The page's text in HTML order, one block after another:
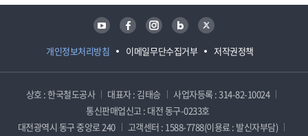
개인정보처리방침 이메일무단수집거부 저작권정책
유튜브 페이스북 인스타그램 블로그 트위터
상호 : 한국철도공사 대표자 : 김태승
사업자등록 : 314-82-10024
통신판매업신고 : 대전 동구-0233호
대전광역시 동구 중앙로 240
고객센터 : 1588-7788(이용료 : 발신자부담)